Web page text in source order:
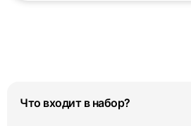
Что входит в набор?